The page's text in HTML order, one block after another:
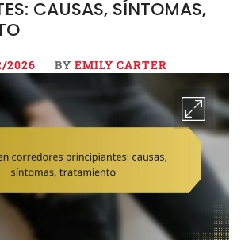
CAUSAS, SÍNTOMAS,
2026 BY EMILY CARTER